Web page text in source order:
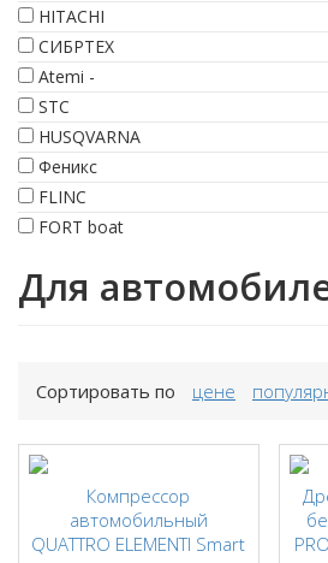
HITACHI
СИБРТЕХ
Atemi -
STC
HUSQVARNA
Феникс
FLINC
FORT boat
Для
Сортировать по цене
Компрессор
автомобильный
QUATTRO ELEMENTI Smart